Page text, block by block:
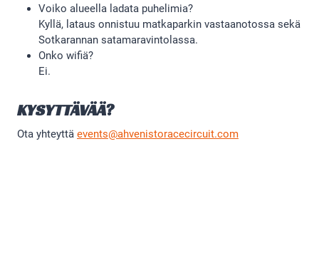
Voiko alueella ladata puhelimia?
Kyllä, lataus onnistuu matkaparkin vastaanotossa sekä
Sotkarannan satamaravintolassa.
Onko wifiä?
Ei.
KYSYTTÄVÄÄ?
Ota yhteyttä events@ahvenistoracecircuit.com